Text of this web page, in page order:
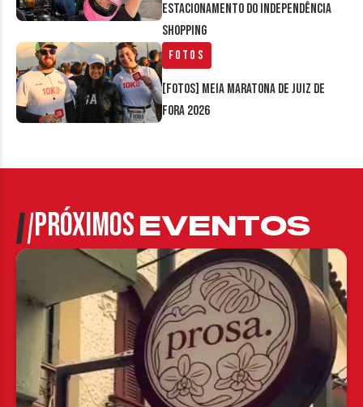
estacionamento do Independência
Shopping
Fotos
[FOTOS] Meia Maratona de Juiz de
Fora 2026
PRÓXIMOSEVENTOS